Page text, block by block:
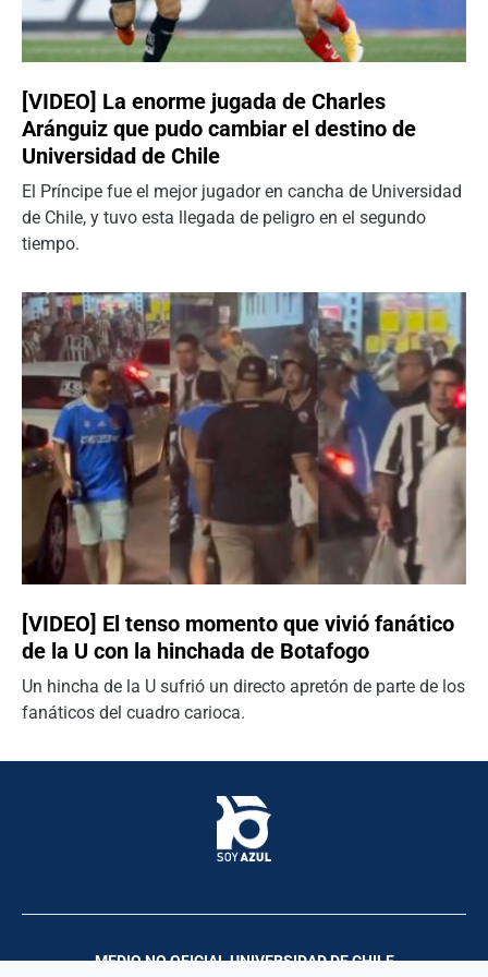
[VIDEO] La enorme jugada de Charles
Aránguiz que pudo cambiar el destino de
Universidad de Chile
El Príncipe fue el mejor jugador en cancha de Universidad
de Chile, y tuvo esta llegada de peligro en el segundo
tiempo.
[VIDEO] El tenso momento que vivió fanático
de la U con la hinchada de Botafogo
Un hincha de la U sufrió un directo apretón de parte de los
fanáticos del cuadro carioca.
MEDIO NO OFICIAL UNIVERSIDAD DE CHILE